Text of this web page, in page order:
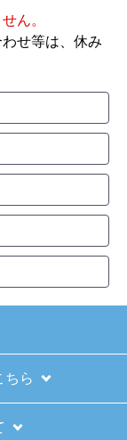
ん。
せ等は、休み
ちら